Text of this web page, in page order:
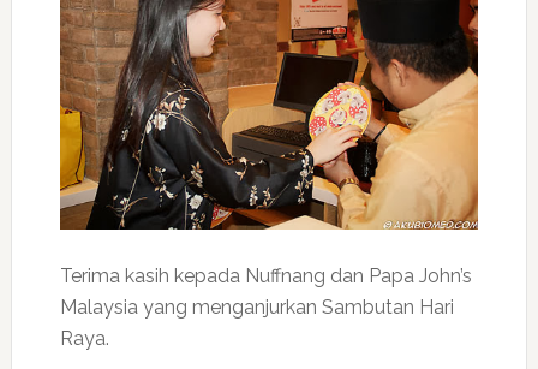
Terima kasih kepada Nuffnang dan Papa John’s
Malaysia yang menganjurkan Sambutan Hari
Raya.